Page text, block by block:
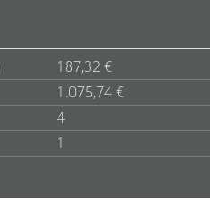
187,32 €
1.075,74 €
4
1